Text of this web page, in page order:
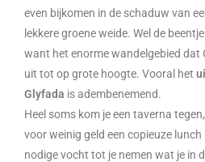
even bijkomen in de schaduw van
lekkere groene weide. Wel de
want het enorme wandelgebied dat
uit tot op grote hoogte. Vooral het
Glyfada is adembenemend.
Heel soms kom je een taverna
voor weinig geld een copieuze
nodige vocht tot je nemen wat je in